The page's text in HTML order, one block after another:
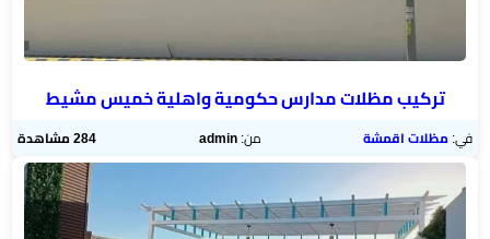
تركيب مظلات مدارس حكومية واهلية خميس مشيط
في:مظلات اقمشة من:admin 284 مشاهدة